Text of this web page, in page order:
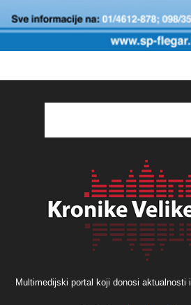
Multimedijski portal koji donosi aktualnosti